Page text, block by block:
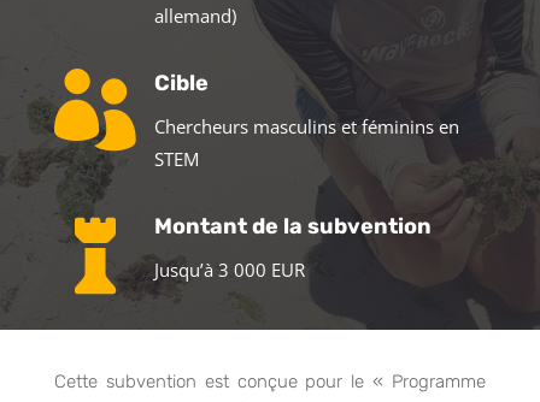
allemand)
 Cible
Chercheurs masculins et féminins en
STEM
 Montant de la subvention
Jusqu’à 3 000 EUR
Cette subvention est conçue pour le « Programme